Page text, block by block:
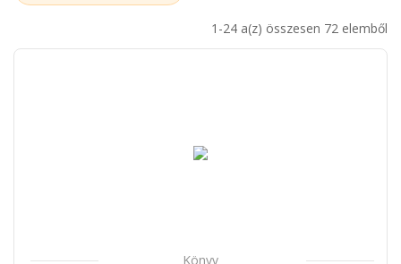
1-24 a(z) összesen 72 elemből
Könyv